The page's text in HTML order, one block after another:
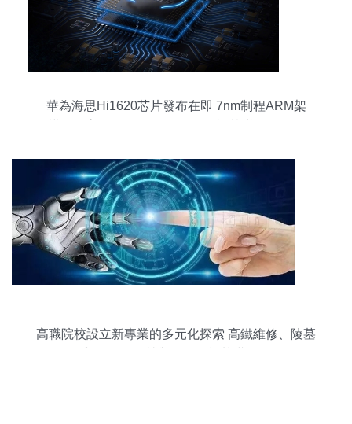
華為海思Hi1620芯片發布在即 7nm制程ARM架
高職院校設立新專業的多元化探索 高鐵維修、陵墓